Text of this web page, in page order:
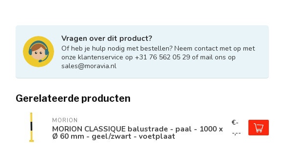
Vragen over dit product?
Of heb je hulp nodig met bestellen? Neem contact met op met
onze klantenservice op +31 76 562 05 29 of mail ons op
sales@moravia.nl
Gerelateerde producten
MORION
MORION CLASSIQUE balustrade - paal - 1000 x
Ø 60 mm - geel/zwart - voetplaat
€-
-,--